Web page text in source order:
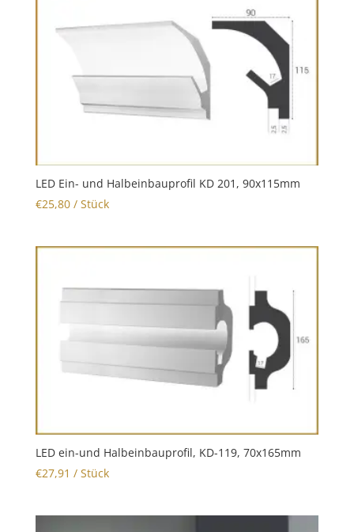
LED Ein- und Halbeinbauprofil KD 201, 90x115mm
€25,80/ Stück
LED ein-und Halbeinbauprofil, KD-119, 70x165mm
€27,91 / Stück